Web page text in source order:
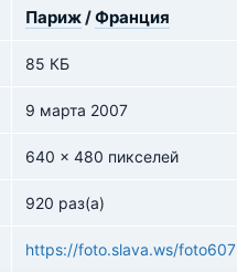
Париж/Франция
85 КБ
9 марта 2007
640 x 480 пикселей
920 раз(а)
https://foto.slava.ws/foto607